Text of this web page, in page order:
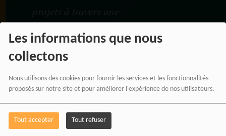
Les informations que nous
collectons
Nous utilisons des cookies pour fournir les services et les fonctionnalités
proposés sur notre site et pour améliorer l'expérience de nos utilisateurs.
Tout accepter Tout refuser
projets à travers une
communication
moderne, panafricaine et
NOS OFFRES